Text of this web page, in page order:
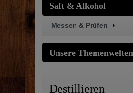
Saft & Alkohol
Messen & Prüfen
Unsere Themenwelten
Destillieren